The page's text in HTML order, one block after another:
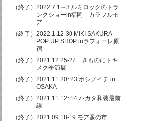
（終了）2022.7.1～3 ルミロックのトラ
ンクショーin福岡 カラフルモ
ア
（終了）2022.1.12-30 MIKI SAKURA
POP UP SHOP inラフォーレ原
宿
（終了）2021.12.25-27 きものにトキ
メク季節展
（終了）2021.11.20~23 ホシノイチ in
OSAKA
（終了）2021.11.12~14 ハカタ和装最前
線
（終了）2021.09.18-19 モア蚤の市